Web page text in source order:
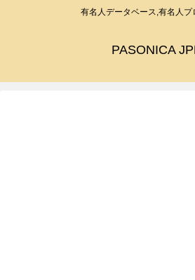
有名人データベース,有名人プ
PASONICA